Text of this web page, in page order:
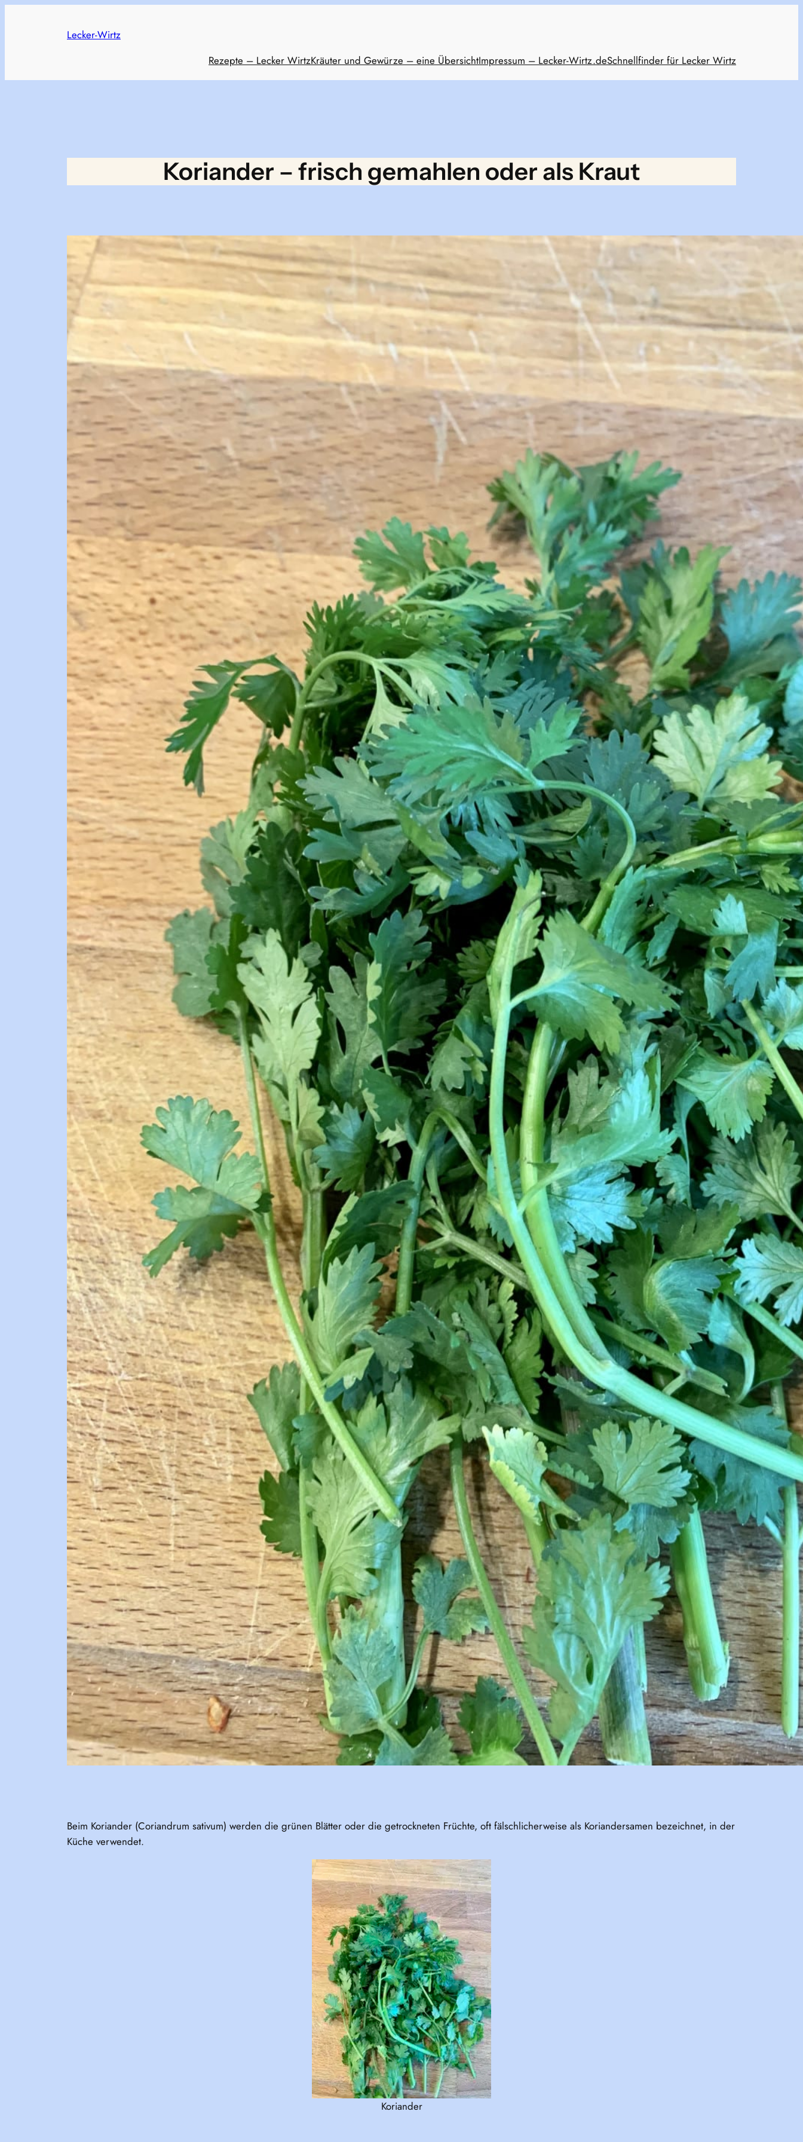
Lecker-Wirtz
Rezepte – Lecker WirtzKräuter und Gewürze – eine ÜbersichtImpressum – Lecker-Wirtz.deSchnellfinder für Lecker Wirtz
Koriander – frisch gemahlen oder als Kraut
Beim Koriander (Coriandrum sativum) werden die grünen Blätter oder die getrockneten Früchte, oft fälschlicherweise als Koriandersamen bezeichnet, in der
Küche verwendet.
Koriander